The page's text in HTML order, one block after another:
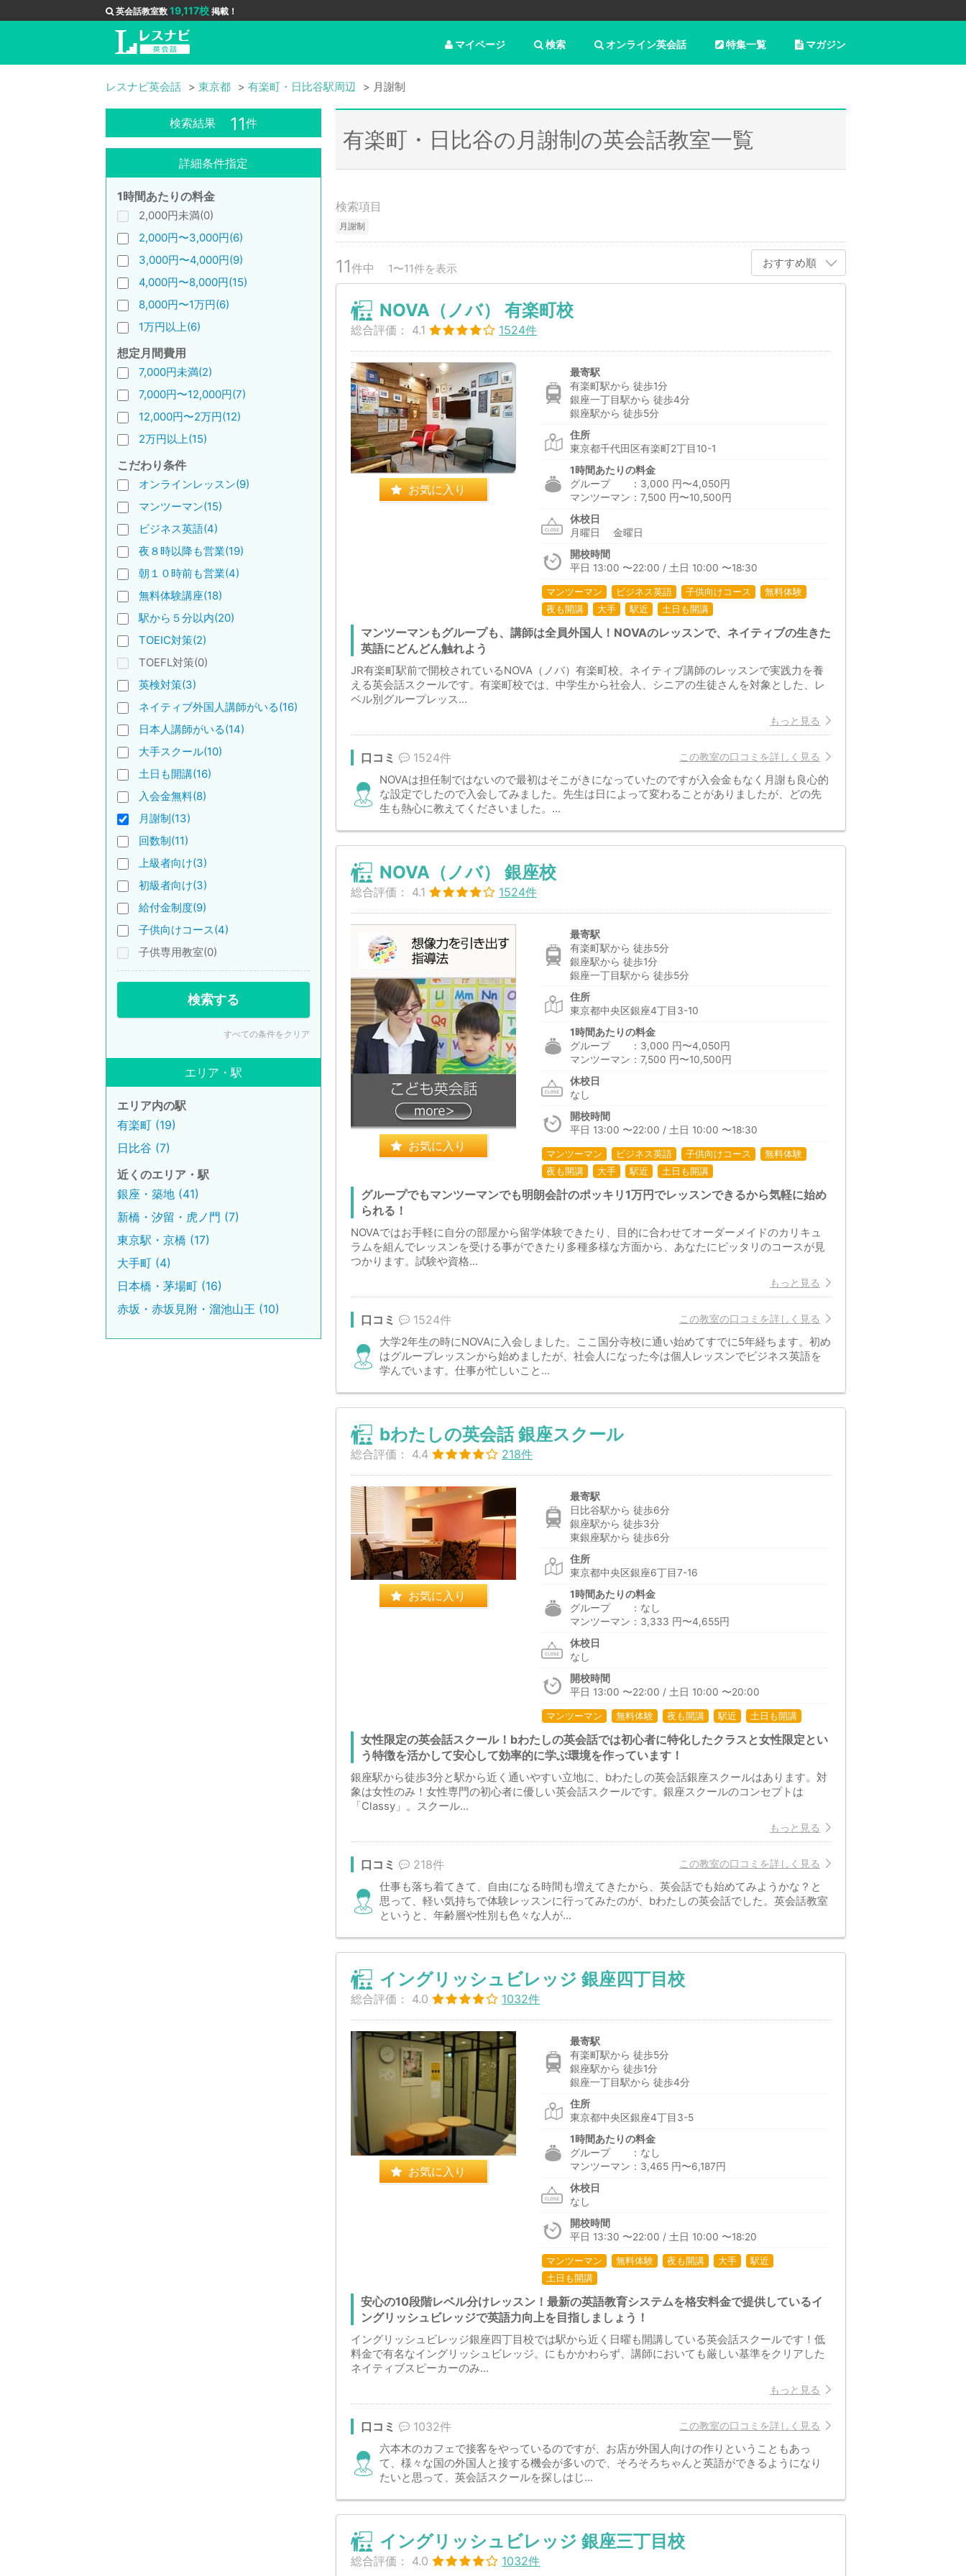
英会話教室数 19,117校 掲載！
マガジン
特集一覧
オンライン英会話
検索
マイページ
レスナビ英会話 東京都 有楽町・日比谷駅周辺 月謝制
検索結果 11件
詳細条件指定
1時間あたりの料金
2,000円未満(0)
2,000円〜3,000円(6)
3,000円〜4,000円(9)
4,000円〜8,000円(15)
8,000円〜1万円(6)
1万円以上(6)
想定月間費用
7,000円未満(2)
7,000円〜12,000円(7)
12,000円〜2万円(12)
2万円以上(15)
こだわり条件
オンラインレッスン(9)
マンツーマン(15)
ビジネス英語(4)
夜８時以降も営業(19)
朝１０時前も営業(4)
無料体験講座(18)
駅から５分以内(20)
TOEIC対策(2)
TOEFL対策(0)
英検対策(3)
ネイティブ外国人講師がいる(16)
日本人講師がいる(14)
大手スクール(10)
土日も開講(16)
入会金無料(8)
月謝制(13)
回数制(11)
上級者向け(3)
初級者向け(3)
給付金制度(9)
子供向けコース(4)
子供専用教室(0)
検索する
すべての条件をクリア
エリア・駅
エリア内の駅
有楽町 (19)
日比谷 (7)
近くのエリア・駅
銀座・築地 (41)
新橋・汐留・虎ノ門 (7)
東京駅・京橋 (17)
大手町 (4)
日本橋・茅場町 (16)
赤坂・赤坂見附・溜池山王 (10)
有楽町・日比谷の月謝制の英会話教室一覧
検索項目
月謝制
11件中 1〜11件を表示 おすすめ順
NOVA（ノバ） 有楽町校
総合評価： 4.1 1524件
お気に入り
最寄駅
有楽町駅から 徒歩1分
銀座一丁目駅から 徒歩4分
銀座駅から 徒歩5分
住所
東京都千代田区有楽町2丁目10-1
1時間あたりの料金
グループ ：3,000 円〜4,050円
マンツーマン：7,500 円〜10,500円
休校日
月曜日 金曜日
開校時間
平日 13:00 〜22:00 / 土日 10:00 〜18:30
マンツーマン ビジネス英語 子供向けコース
無料体験
夜も開講
大手 駅近 土日も開講
マンツーマンもグループも、講師は全員外国人！NOVAのレッスンで、ネイティブの生きた
英語にどんどん触れよう
JR有楽町駅前で開校されているNOVA（ノバ）有楽町校。ネイティブ講師のレッスンで実践力を養
える英会話スクールです。有楽町校では、中学生から社会人、シニアの生徒さんを対象とした、レ
ベル別グループレッス...
もっと見る
この教室の口コミを詳しく見る
口コミ 1524件
NOVAは担任制ではないので最初はそこがきになっていたのですが入会金もなく月謝も良心的
な設定でしたので入会してみました。先生は日によって変わることがありましたが、どの先
生も熱心に教えてくださいました。...
NOVA（ノバ） 銀座校
総合評価： 4.1 1524件
お気に入り
最寄駅
有楽町駅から 徒歩5分
銀座駅から 徒歩1分
銀座一丁目駅から 徒歩5分
住所
東京都中央区銀座4丁目3-10
1時間あたりの料金
グループ ：3,000 円〜4,050円
マンツーマン：7,500 円〜10,500円
休校日
なし
開校時間
平日 13:00 〜22:00 / 土日 10:00 〜18:30
マンツーマン ビジネス英語 子供向けコース
無料体験
夜も開講
大手 駅近 土日も開講
グループでもマンツーマンでも明朗会計のポッキリ1万円でレッスンできるから気軽に始め
られる！
NOVAではお手軽に自分の部屋から留学体験できたり、目的に合わせてオーダーメイドのカリキュ
ラムを組んでレッスンを受ける事ができたり多種多様な方面から、あなたにピッタリのコースが見
つかります。試験や資格...
もっと見る
この教室の口コミを詳しく見る
口コミ 1524件
大学2年生の時にNOVAに入会しました。ここ国分寺校に通い始めてすでに5年経ちます。初め
はグループレッスンから始めましたが、社会人になった今は個人レッスンでビジネス英語を
学んでいます。仕事が忙しいこと...
bわたしの英会話 銀座スクール
総合評価： 4.4 218件
お気に入り
最寄駅
日比谷駅から 徒歩6分
銀座駅から 徒歩3分
東銀座駅から 徒歩6分
住所
東京都中央区銀座6丁目7-16
1時間あたりの料金
グループ ：なし
マンツーマン：3,333 円〜4,655円
休校日
なし
開校時間
平日 13:00 〜22:00 / 土日 10:00 〜20:00
マンツーマン 無料体験 夜も開講 駅近 土日も開講
女性限定の英会話スクール！bわたしの英会話では初心者に特化したクラスと女性限定とい
う特徴を活かして安心して効率的に学ぶ環境を作っています！
銀座駅から徒歩3分と駅から近く通いやすい立地に、bわたしの英会話銀座スクールはあります。対
象は女性のみ！女性専門の初心者に優しい英会話スクールです。銀座スクールのコンセプトは
「Classy」。スクール...
もっと見る
この教室の口コミを詳しく見る
口コミ 218件
仕事も落ち着てきて、自由になる時間も増えてきたから、英会話でも始めてみようかな？と
思って、軽い気持ちで体験レッスンに行ってみたのが、bわたしの英会話でした。英会話教室
というと、年齢層や性別も色々な人が...
イングリッシュビレッジ 銀座四丁目校
総合評価： 4.0 1032件
お気に入り
最寄駅
有楽町駅から 徒歩5分
銀座駅から 徒歩1分
銀座一丁目駅から 徒歩4分
住所
東京都中央区銀座4丁目3-5
1時間あたりの料金
グループ ：なし
マンツーマン：3,465 円〜6,187円
休校日
なし
開校時間
平日 13:30 〜22:00 / 土日 10:00 〜18:20
マンツーマン 無料体験 夜も開講 大手
駅近
土日も開講
安心の10段階レベル分けレッスン！最新の英語教育システムを格安料金で提供しているイ
ングリッシュビレッジで英語力向上を目指しましょう！
イングリッシュビレッジ銀座四丁目校では駅から近く日曜も開講している英会話スクールです！低
料金で有名なイングリッシュビレッジ。にもかかわらず、講師においても厳しい基準をクリアした
ネイティブスピーカーのみ...
もっと見る
この教室の口コミを詳しく見る
口コミ 1032件
六本木のカフェで接客をやっているのですが、お店が外国人向けの作りということもあっ
て、様々な国の外国人と接する機会が多いので、そろそろちゃんと英語ができるようになり
たいと思って、英会話スクールを探しはじ...
イングリッシュビレッジ 銀座三丁目校
総合評価： 4.0 1032件